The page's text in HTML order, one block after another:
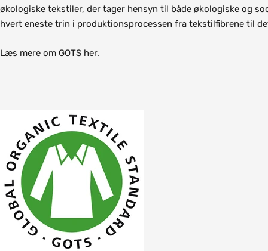
økologiske tekstiler, der tager hensyn til både økologiske og
hvert eneste trin i produktionsprocessen fra tekstilfibrene til
Læs mere om GOTS her.